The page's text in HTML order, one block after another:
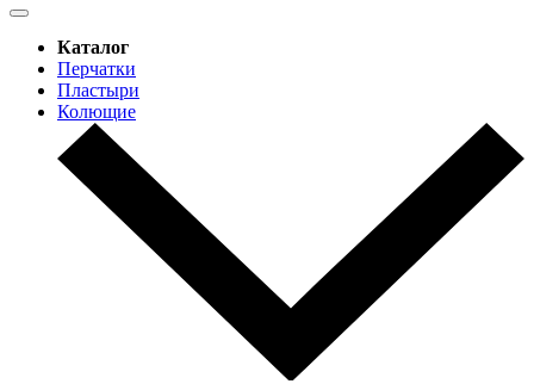
Каталог
Перчатки
Пластыри
Колющие